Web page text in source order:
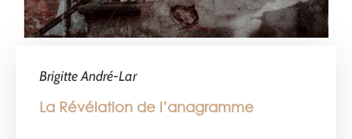
Brigitte André-Lar
La Révélation de l’anagramme